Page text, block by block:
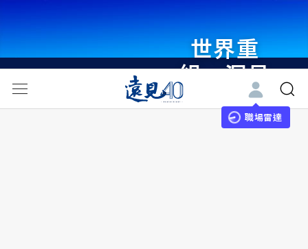
世界重
組・洞見
未來 與
世界領袖
職場雷達